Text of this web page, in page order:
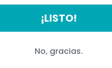
¡LISTO!
No, gracias.